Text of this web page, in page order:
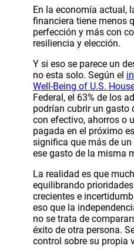
En la economía actual,
financiera tiene menos
perfección y más con
resiliencia y elección.
Y si eso se parece un
no esta solo. Según el
Well-Being of U.S.
Federal, el 63% de los
podrían cubrir un gasto
con efectivo, ahorros o
pagada en el próximo
significa que más de
ese gasto de la misma
La realidad es que
equilibrando
crecientes e
eso que la
no se trata de
éxito de otra persona.
control sobre su propia